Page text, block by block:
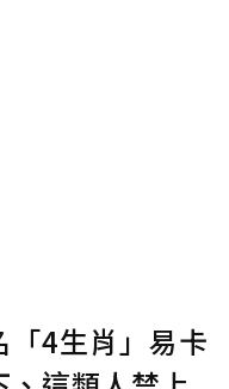
「4生肖」易卡